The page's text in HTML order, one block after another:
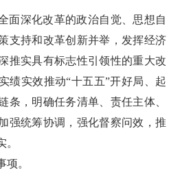
面深化改革的政治自觉、思想自
支持和改革创新并举，发挥经济
推实具有标志性引领性的重大改
绩实效推动“十五五”开好局、起
条，明确任务清单、责任主体、
强统筹协调，强化督察问效，推
。